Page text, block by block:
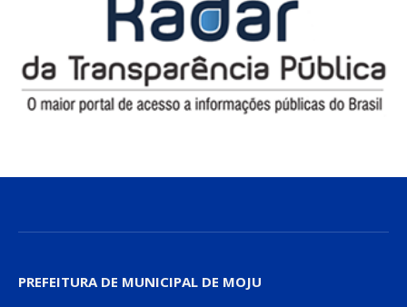
PREFEITURA DE MUNICIPAL DE MOJU